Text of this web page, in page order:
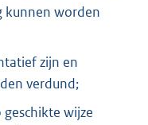
kunnen worden
zijn en
verdund;
wijze